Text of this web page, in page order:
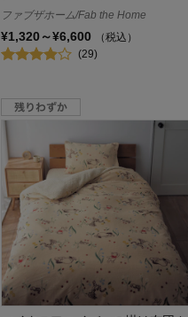
ファブザホーム/Fab the Home
¥1,320～¥6,600
（税込）
(29)